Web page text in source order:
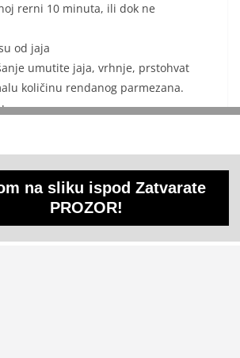
rerni 10 minuta, ili dok ne
od jaja
umutite jaja, vrhnje, prstohvat
količinu rendanog parmezana.
preko karfiola, pazeći da bude
naribanim parmezanom i natrganim
za dodatnu aromu i boju.
na sliku ispod Zatvarate
PROZOR!